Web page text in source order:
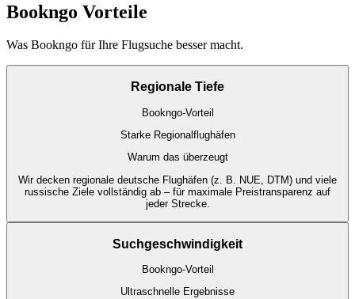
Bookngo Vorteile
Was Bookngo für Ihre Flugsuche besser macht.
Regionale Tiefe
Bookngo-Vorteil
Starke Regionalflughäfen
Warum das überzeugt
Wir decken regionale deutsche Flughäfen (z. B. NUE, DTM) und viele
russische Ziele vollständig ab – für maximale Preistransparenz auf
jeder Strecke.
Suchgeschwindigkeit
Bookngo-Vorteil
Ultraschnelle Ergebnisse